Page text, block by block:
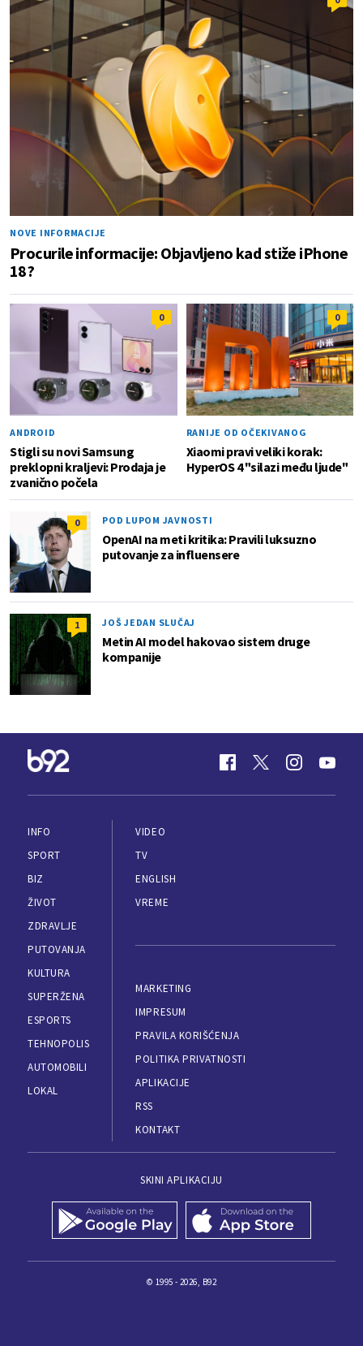
NOVE INFORMACIJE
Procurile informacije: Objavljeno kad stiže iPhone
18?
0
ANDROID
Stigli su novi Samsung
preklopni kraljevi: Prodaja je
zvanično počela
0
RANIJE OD OČEKIVANOG
Xiaomi pravi veliki korak:
HyperOS 4 "silazi među ljude"
0 POD LUPOM JAVNOSTI
OpenAI na meti kritika: Pravili luksuzno
putovanje za influensere
1 JOŠ JEDAN SLUČAJ
Metin AI model hakovao sistem druge
kompanije
INFO
SPORT
BIZ
ŽIVOT
ZDRAVLJE
PUTOVANJA
KULTURA
SUPERŽENA
ESPORTS
TEHNOPOLIS
AUTOMOBILI
LOKAL
VIDEO
TV
ENGLISH
VREME
MARKETING
IMPRESUM
PRAVILA KORIŠĆENJA
POLITIKA PRIVATNOSTI
APLIKACIJE
RSS
KONTAKT
SKINI APLIKACIJU
© 1995 - 2026, B92